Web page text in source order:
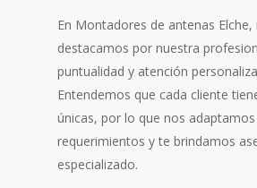
En Montadores de antenas Elche,
destacamos por nuestra
puntualidad y atención
Entendemos que cada cliente
únicas, por lo que nos
requerimientos y te brindamos
especializado.